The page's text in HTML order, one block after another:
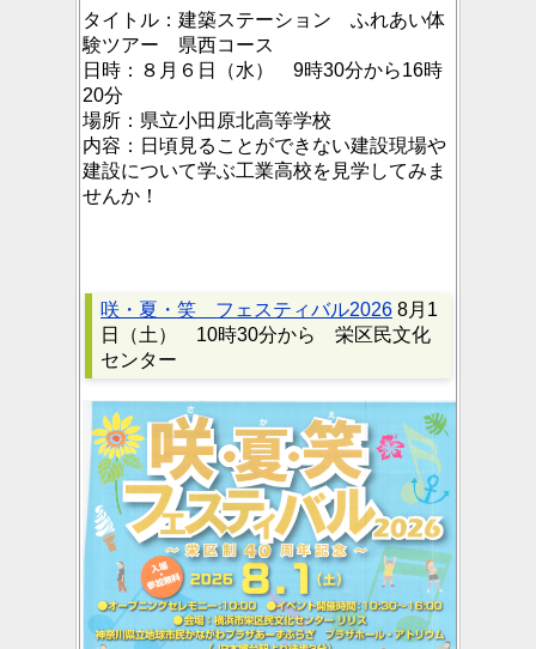
タイトル： 建築ステーション ふれあい体
験ツアー 県西コース
日時： ８月６日（水） 9時30分から16時
20分
場所： 県立小田原北高等学校
内容： 日頃見ることができない建設現場や
建設について学ぶ工業高校を見学してみま
せんか！
咲・夏・笑 フェスティバル2026 8月1
日（土） 10時30分から 栄区民文化
センター